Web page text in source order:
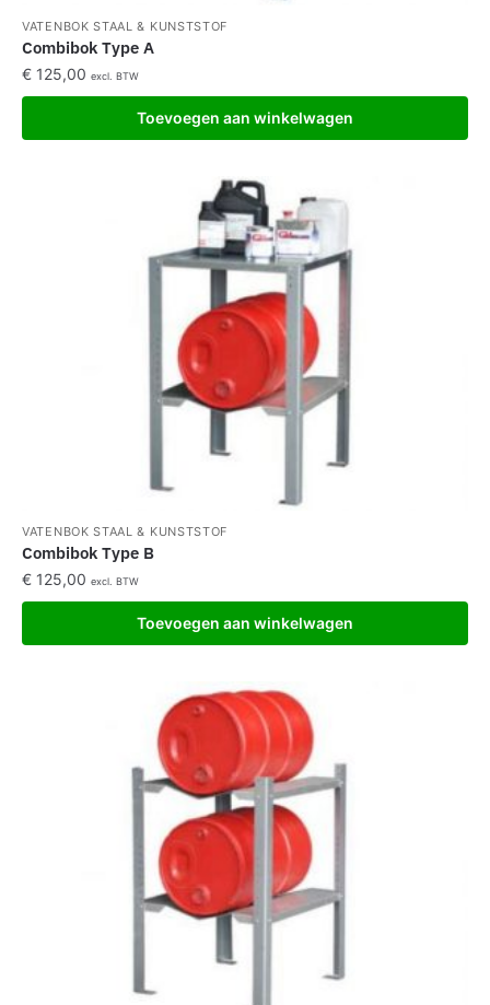
VATENBOK STAAL & KUNSTSTOF
Combibok Type A
€ 125,00 excl. BTW
Toevoegen aan winkelwagen
VATENBOK STAAL & KUNSTSTOF
Combibok Type B
€ 125,00 excl. BTW
Toevoegen aan winkelwagen